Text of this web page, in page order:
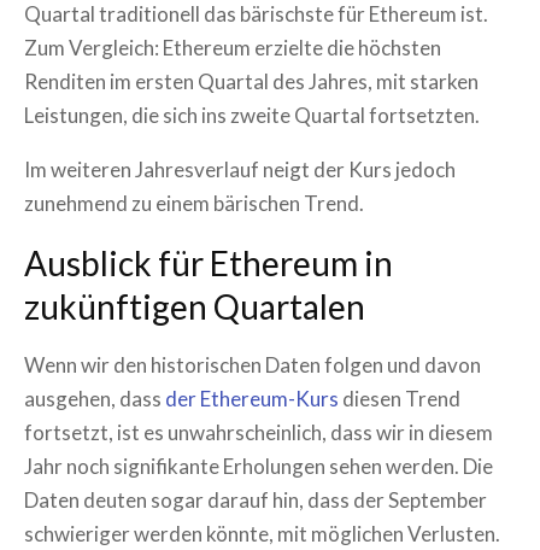
Quartal traditionell das bärischste für Ethereum ist.
Zum Vergleich: Ethereum erzielte die höchsten
Renditen im ersten Quartal des Jahres, mit starken
Leistungen, die sich ins zweite Quartal fortsetzten.
Im weiteren Jahresverlauf neigt der Kurs jedoch
zunehmend zu einem bärischen Trend.
Ausblick für Ethereum in
zukünftigen Quartalen
Wenn wir den historischen Daten folgen und davon
ausgehen, dass der Ethereum-Kurs diesen Trend
fortsetzt, ist es unwahrscheinlich, dass wir in diesem
Jahr noch signifikante Erholungen sehen werden. Die
Daten deuten sogar darauf hin, dass der September
schwieriger werden könnte, mit möglichen Verlusten.